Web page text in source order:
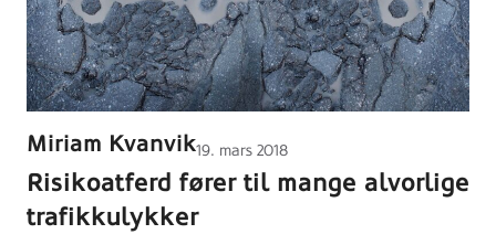
Miriam KvanvikLagt
på
19. mars 2018
Risikoatferd fører til mange alvorlige
trafikkulykker